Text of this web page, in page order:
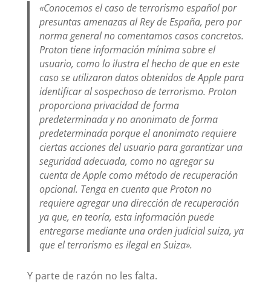
«Conocemos el caso de terrorismo español por
presuntas amenazas al Rey de España, pero por
norma general no comentamos casos concretos.
Proton tiene información mínima sobre el
usuario, como lo ilustra el hecho de que en este
caso se utilizaron datos obtenidos de Apple para
identificar al sospechoso de terrorismo. Proton
proporciona privacidad de forma
predeterminada y no anonimato de forma
predeterminada porque el anonimato requiere
ciertas acciones del usuario para garantizar una
seguridad adecuada, como no agregar su
cuenta de Apple como método de recuperación
opcional. Tenga en cuenta que Proton no
requiere agregar una dirección de recuperación
ya que, en teoría, esta información puede
entregarse mediante una orden judicial suiza, ya
que el terrorismo es ilegal en Suiza».
Y parte de razón no les falta.